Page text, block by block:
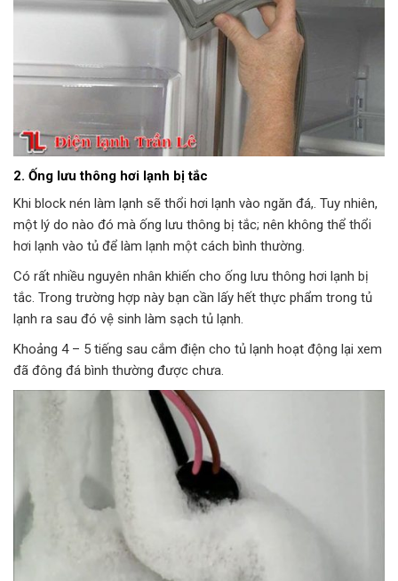
2. Ống lưu thông hơi lạnh bị tắc
Khi block nén làm lạnh sẽ thổi hơi lạnh vào ngăn đá,. Tuy nhiên,
một lý do nào đó mà ống lưu thông bị tắc; nên không thể thổi
hơi lạnh vào tủ để làm lạnh một cách bình thường.
Có rất nhiều nguyên nhân khiến cho ống lưu thông hơi lạnh bị
tắc. Trong trường hợp này bạn cần lấy hết thực phẩm trong tủ
lạnh ra sau đó vệ sinh làm sạch tủ lạnh.
Khoảng 4 – 5 tiếng sau cắm điện cho tủ lạnh hoạt động lại xem
đã đông đá bình thường được chưa.